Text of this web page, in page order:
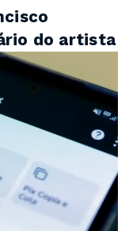
do artista